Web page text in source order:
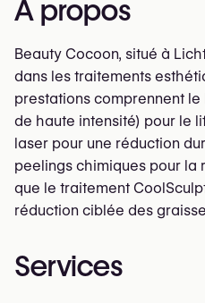
À propos
Beauty Cocoon, situé à
dans les traitements
prestations comprennent le
de haute intensité) pour le
laser pour une réduction
peelings chimiques pour la
que le traitement
réduction ciblée des
Services